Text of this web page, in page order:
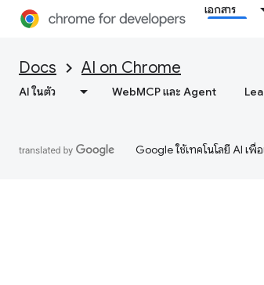
เอกสาร
Docs AI on Chrome
AI ในตัว WebMCP และ Agent
Google ใช้เทคโนโลยี AI เ